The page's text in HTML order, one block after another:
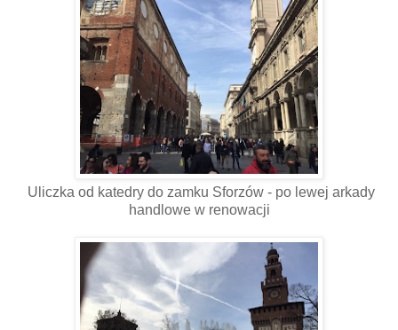
Uliczka od katedry do zamku Sforzów - po lewej arkady
handlowe w renowacji